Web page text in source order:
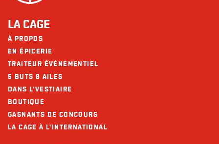
LA CAGE
À PROPOS
EN ÉPICERIE
TRAITEUR ÉVÉNEMENTIEL
5 BUTS 8 AILES
DANS L'VESTIAIRE
BOUTIQUE
GAGNANTS DE CONCOURS
LA CAGE À L'INTERNATIONAL